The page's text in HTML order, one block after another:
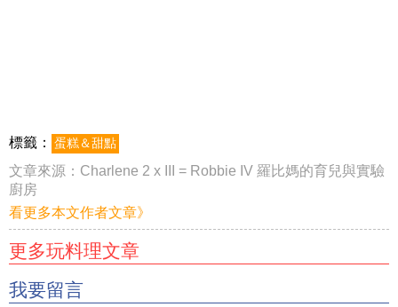
標籤： 蛋糕＆甜點
文章來源： Charlene 2 x III = Robbie IV 羅比媽的育兒與實驗
廚房
看更多本文作者文章》
更多玩料理文章
我要留言